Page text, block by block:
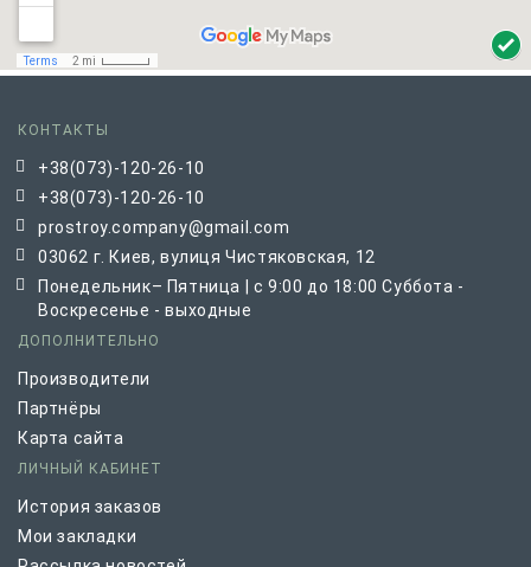
КОНТАКТЫ
+38(073)-120-26-10
+38(073)-120-26-10
prostroy.company@gmail.com
03062 г. Киев, вулиця Чистяковская, 12
Понедельник– Пятница | с 9:00 до 18:00 Суббота -
Воскресенье - выходные
ДОПОЛНИТЕЛЬНО
Производители
Партнёры
Карта сайта
ЛИЧНЫЙ КАБИНЕТ
История заказов
Мои закладки